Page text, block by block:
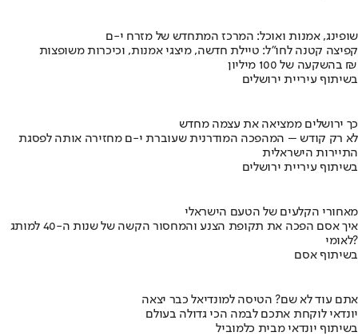
שופינג, אמנות ואוכל: המרכז המתחדש של מזרח י-ם
קפיצה קטנה לחו"ל: טיילת חדשה, מיצגי אמנות, וכיכרות משופצות
בהשקעה של 100 מיליון ₪
בשיתוף עיריית ירושלים
כך ירושלים ממציאה את עצמה מחדש
לא רק קודש – המהפכה המודרנית שעוברת י-ם מחזירה אותה לפסגת
התיירות הישראלית
בשיתוף עיריית ירושלים
מאחורי הקלעים של הטעם הישראלי
איך אסם הפכה את תקופת הצנע והמחסור הקשה של שנות ה-40 למותג
לאומי?
בשיתוף אסם
אתם עוד לא שם? הטיסה למונדיאל כבר יצאה
יונדאי לוקחת אתכם לבמה הכי גדולה בעולם
בשיתוף יונדאי מבית כלמוביל